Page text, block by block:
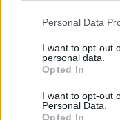
Please note that this
not limited to your
grant or deny
use your data for
consent section.
Personal Data
I want to opt-out
personal data.
Opted In
I want to opt-out
Personal Data.
Opted In